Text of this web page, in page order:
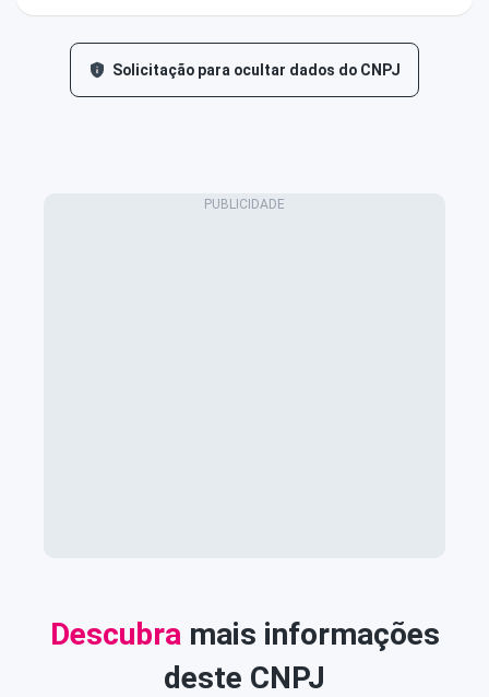
Solicitação para ocultar dados do CNPJ
Descubra mais informações
deste CNPJ